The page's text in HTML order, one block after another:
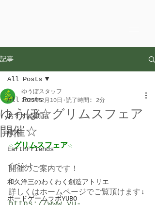
記事
All Posts
おすすめ商品
積木
EarthFriends
イベント
和久洋三のわくわく創造アトリエ
ボードゲームラボYUBO
All Posts
ゆうぼ☆グリムスフェア
開催☆
ゆうぼスタッフ
2023年2月10日
読了時間: 2分
☆グリムスフェア☆
開催のご案内です！
詳しくはホームページでご覧頂けます↓